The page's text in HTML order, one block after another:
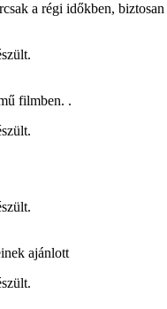
a régi időkben, biztosan
filmben. .
ajánlott